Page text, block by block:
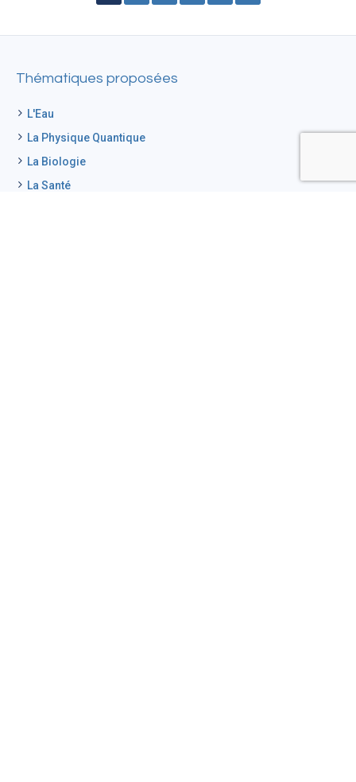
Thématiques proposées
L'Eau
La Physique Quantique
La Biologie
La Santé